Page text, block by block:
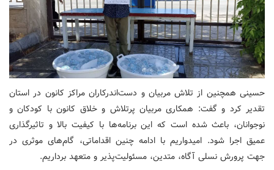
حسینی همچنین از تلاش مربیان و دست‌اندرکاران مراکز کانون در استان
تقدیر کرد و گفت: همکاری مربیان پرتلاش و خلاق کانون با کودکان و
نوجوانان، باعث شده است که این برنامه‌ها با کیفیت بالا و تاثیرگذاری
عمیق اجرا شود. امیدواریم با ادامه چنین اقداماتی، گام‌های موثری در
جهت پرورش نسلی آگاه، متدین، مسئولیت‌پذیر و متعهد برداریم.